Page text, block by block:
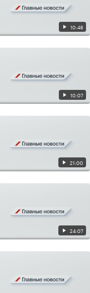
10:48
10:07
21:00
24:07